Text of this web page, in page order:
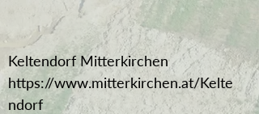
Keltendorf Mitterkirchen
https://www.mitterkirchen.at/Kelte
ndorf